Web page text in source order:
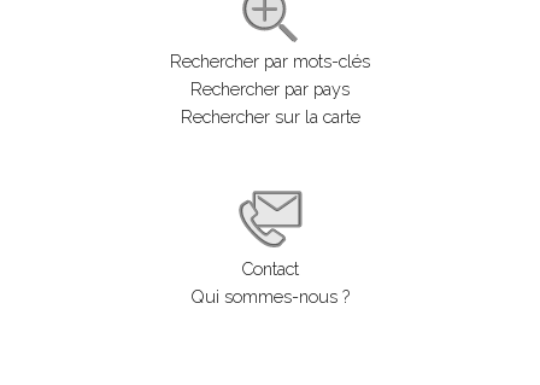
Rechercher par mots-clés
Rechercher par pays
Rechercher sur la carte
Contact
Qui sommes-nous ?